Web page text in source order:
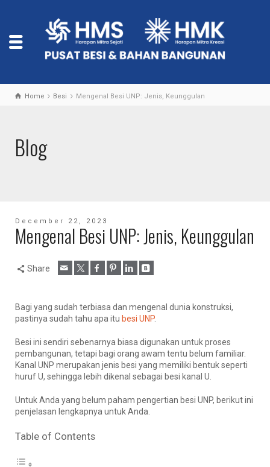
Home Besi Mengenal Besi UNP: Jenis, Keunggulan
Blog
December 22, 2023
Mengenal Besi UNP: Jenis, Keunggulan
Share
Bagi yang sudah terbiasa dan mengenal dunia konstruksi,
pastinya sudah tahu apa itu besi UNP.
Besi ini sendiri sebenarnya biasa digunakan untuk proses
pembangunan, tetapi bagi orang awam tentu belum familiar.
Kanal UNP merupakan jenis besi yang memiliki bentuk seperti
huruf U, sehingga lebih dikenal sebagai besi kanal U.
Untuk Anda yang belum paham pengertian besi UNP, berikut ini
penjelasan lengkapnya untuk Anda.
Table of Contents